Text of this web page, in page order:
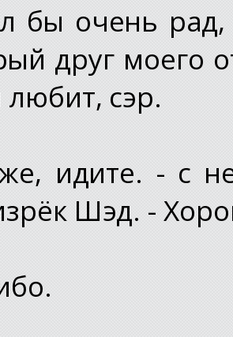
бы очень
друг моего
сэр.
идите. - с
Шэд. -